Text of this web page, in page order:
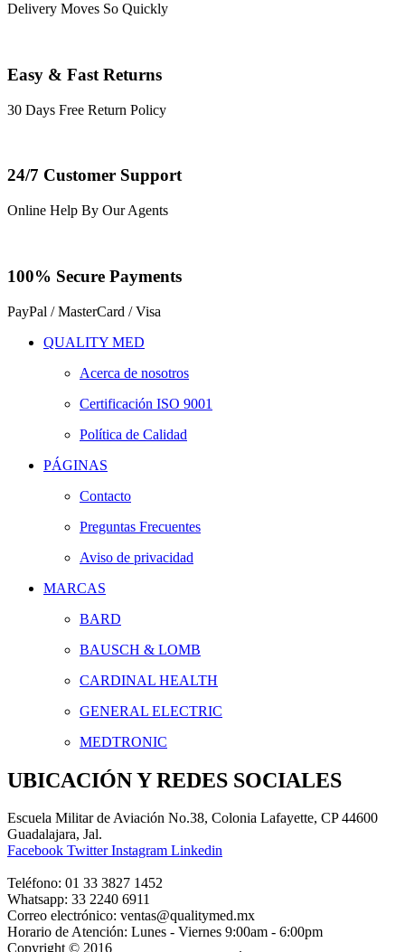
Delivery Moves So Quickly
Easy & Fast Returns
30 Days Free Return Policy
24/7 Customer Support
Online Help By Our Agents
100% Secure Payments
PayPal / MasterCard / Visa
QUALITY MED
Acerca de nosotros
Certificación ISO 9001
Política de Calidad
PÁGINAS
Contacto
Preguntas Frecuentes
Aviso de privacidad
MARCAS
BARD
BAUSCH & LOMB
CARDINAL HEALTH
GENERAL ELECTRIC
MEDTRONIC
UBICACIÓN Y REDES SOCIALES
Escuela Militar de Aviación No.38, Colonia Lafayette, CP 44600
Guadalajara, Jal.
Facebook Twitter Instagram Linkedin
Teléfono: 01 33 3827 1452
Whatsapp: 33 2240 6911
Correo electrónico: ventas@qualitymed.mx
Horario de Atención: Lunes - Viernes 9:00am - 6:00pm
Copyright © 2016
.